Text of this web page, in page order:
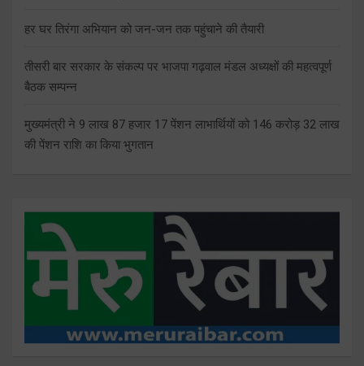
हर घर तिरंगा अभियान को जन-जन तक पहुंचाने की तैयारी
तीसरी बार सरकार के संकल्प पर भाजपा गढ़वाल मंडल अध्यक्षों की महत्वपूर्ण
बैठक सम्पन्न
मुख्यमंत्री ने 9 लाख 87 हजार 17 पेंशन लाभार्थियों को 146 करोड़ 32 लाख
की पेंशन राशि का किया भुगतान